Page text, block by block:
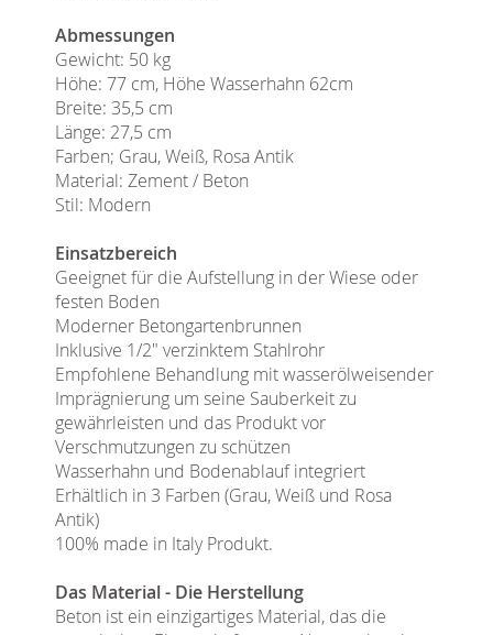
Abmessungen
Gewicht: 50 kg
Höhe: 77 cm, Höhe Wasserhahn 62cm
Breite: 35,5 cm
Länge: 27,5 cm
Farben; Grau, Weiß, Rosa Antik
Material: Zement / Beton
Stil: Modern
Einsatzbereich
Geeignet für die Aufstellung in der Wiese oder
festen Boden
Moderner Betongartenbrunnen
Inklusive 1/2" verzinktem Stahlrohr
Empfohlene Behandlung mit wasserölweisender
Imprägnierung um seine Sauberkeit zu
gewährleisten und das Produkt vor
Verschmutzungen zu schützen
Wasserhahn und Bodenablauf integriert
Erhältlich in 3 Farben (Grau, Weiß und Rosa
Antik)
100% made in Italy Produkt.
Das Material - Die Herstellung
Beton ist ein einzigartiges Material, das die